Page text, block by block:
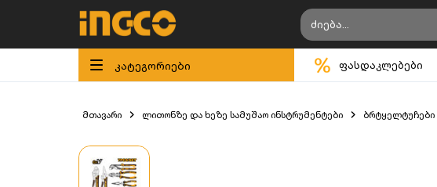
კატეგორიები ფასდაკლებები
მთავარი ლითონზე და ხეზე სამუშაო ინსტრუმენტები ბრტყელტუჩები